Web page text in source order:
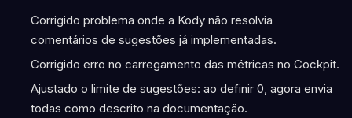
Corrigido problema onde a Kody não resolvia
comentários de sugestões já implementadas.
Corrigido erro no carregamento das métricas no Cockpit.
Ajustado o limite de sugestões: ao definir 0, agora envia
todas como descrito na documentação.